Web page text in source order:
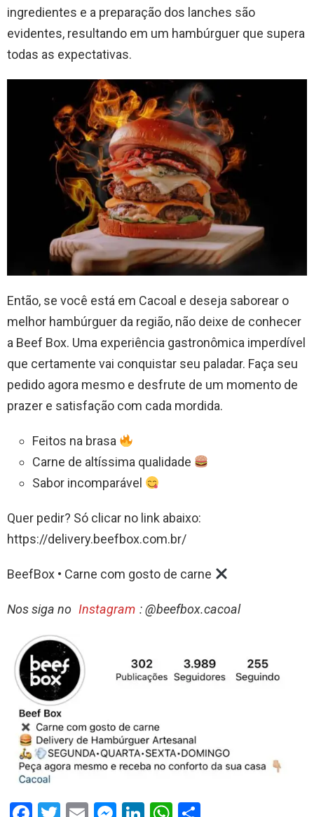
ingredientes e a preparação dos lanches são
evidentes, resultando em um hambúrguer que supera
todas as expectativas.
Então, se você está em Cacoal e deseja saborear o
melhor hambúrguer da região, não deixe de conhecer
a Beef Box. Uma experiência gastronômica imperdível
que certamente vai conquistar seu paladar. Faça seu
pedido agora mesmo e desfrute de um momento de
prazer e satisfação com cada mordida.
Feitos na brasa
Carne de altíssima qualidade
Sabor incomparável
Quer pedir? Só clicar no link abaixo:
https://delivery.beefbox.com.br/
BeefBox • Carne com gosto de carne
Nos siga no Instagram : @beefbox.cacoal